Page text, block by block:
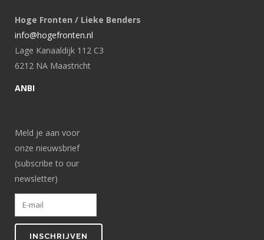
Hoge Fronten / Lieke Benders
info@hogefronten.nl
Lage Kanaaldijk 112 C3
6212 NA Maastricht
ANBI
Meld je aan voor
onze nieuwsbrief
(subscribe to our
newsletter)